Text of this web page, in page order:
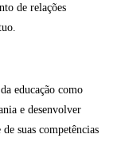
de relações
educação como
e desenvolver
suas competências